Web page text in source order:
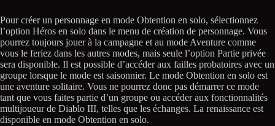
Pour créer un personnage en mode Obtention en solo, sélectionnez
l’option Héros en solo dans le menu de création de personnage. Vous
pourrez toujours jouer à la campagne et au mode Aventure comme
vous le feriez dans les autres modes, mais seule l’option Partie privée
sera disponible. Il est possible d’accéder aux failles probatoires avec un
groupe lorsque le mode est saisonnier. Le mode Obtention en solo est
une aventure solitaire. Vous ne pourrez donc pas démarrer ce mode
tant que vous faites partie d’un groupe ou accéder aux fonctionnalités
multijoueur de Diablo III, telles que les échanges. La renaissance est
disponible en mode Obtention en solo.